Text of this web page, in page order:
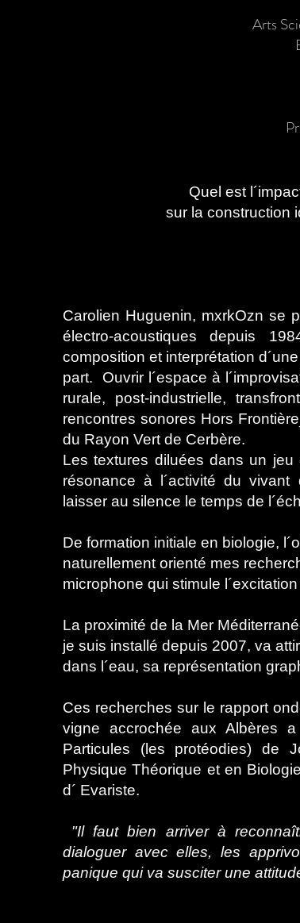
Arts
Quel est
sur la construction
Carolien Huguenin, mxrkOzn se
électro-acoustiques depuis
composition et interprétation
part. Ouvrir l´espace à
rurale, post-industrielle,
rencontres sonores Hors
du Rayon Vert de Cerbère.
Les textures diluées dans un jeu
résonance à l´activité du
laisser au silence le temps de
De formation initiale en biologie,
naturellement orienté mes
microphone qui stimule
La proximité de la Mer
je suis installé depuis 2007, va
dans l´eau, sa représentation
Ces recherches sur le rapport
vigne accrochée aux Albères
Particules (les protéodies) de
Physique Théorique et en
d´ Evariste.
"Il faut bien arriver à
dialoguer avec elles, les
panique qui va susciter une